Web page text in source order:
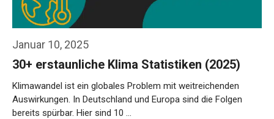
Januar 10, 2025
30+ erstaunliche Klima Statistiken (2025)
Klimawandel ist ein globales Problem mit weitreichenden
Auswirkungen. In Deutschland und Europa sind die Folgen
bereits spürbar. Hier sind 10 …